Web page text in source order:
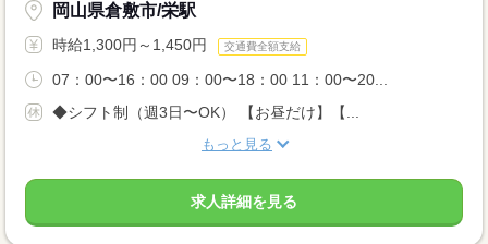
岡山県倉敷市/栄駅
時給1,300円～1,450円 交通費全額支給
07：00〜16：00 09：00〜18：00 11：00〜20...
◆シフト制（週3日〜OK） 【お昼だけ】【...
もっと見る
求人詳細を見る